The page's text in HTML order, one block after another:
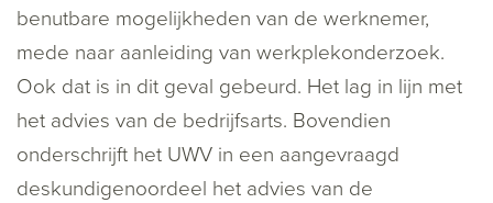
benutbare mogelijkheden van de werknemer,
mede naar aanleiding van werkplekonderzoek.
Ook dat is in dit geval gebeurd. Het lag in lijn met
het advies van de bedrijfsarts. Bovendien
onderschrijft het UWV in een aangevraagd
deskundigenoordeel het advies van de